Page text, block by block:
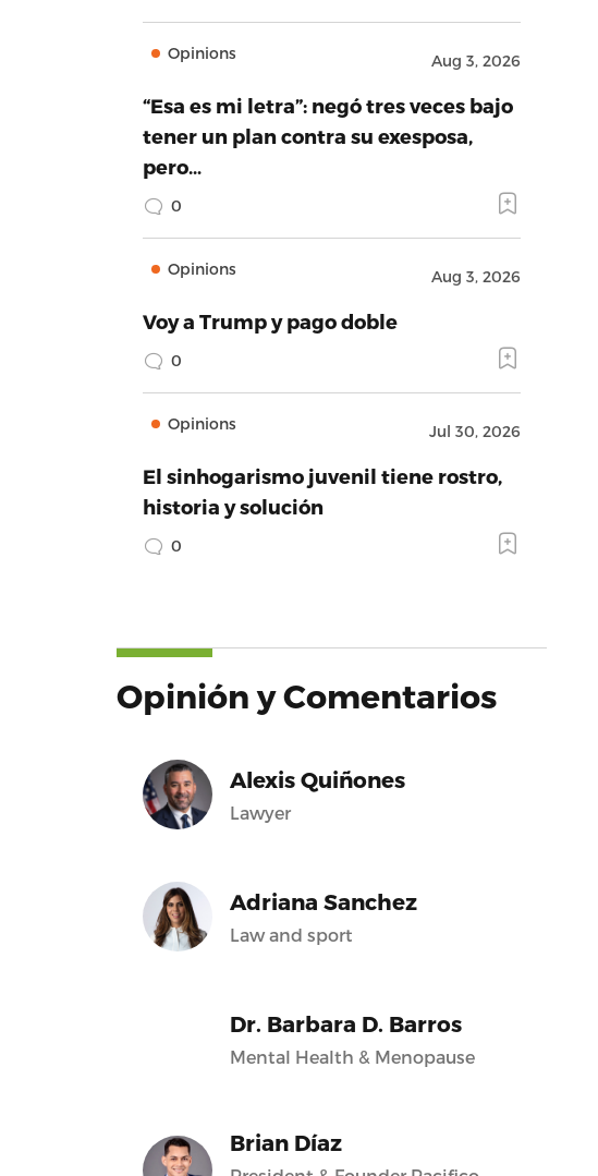
Opinions Aug 3, 2026
“Esa es mi letra”: negó tres veces bajo
tener un plan contra su exesposa,
pero…
0
Opinions Aug 3, 2026
Voy a Trump y pago doble
0
Opinions Jul 30, 2026
El sinhogarismo juvenil tiene rostro,
historia y solución
0
Opinión y Comentarios
Alexis Quiñones
Lawyer
Adriana Sanchez
Law and sport
Dr. Barbara D. Barros
Mental Health & Menopause
Brian Díaz